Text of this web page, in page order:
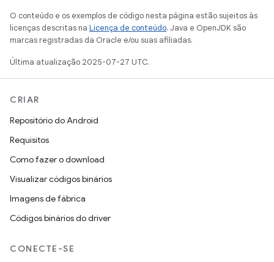
O conteúdo e os exemplos de código nesta página estão sujeitos às
licenças descritas na Licença de conteúdo. Java e OpenJDK são
marcas registradas da Oracle e/ou suas afiliadas.
Última atualização 2025-07-27 UTC.
CRIAR
Repositório do Android
Requisitos
Como fazer o download
Visualizar códigos binários
Imagens de fábrica
Códigos binários do driver
CONECTE-SE